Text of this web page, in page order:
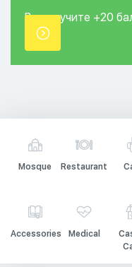
Вы получите +20
точки.
Mosque Restaurant
Accessories Medical